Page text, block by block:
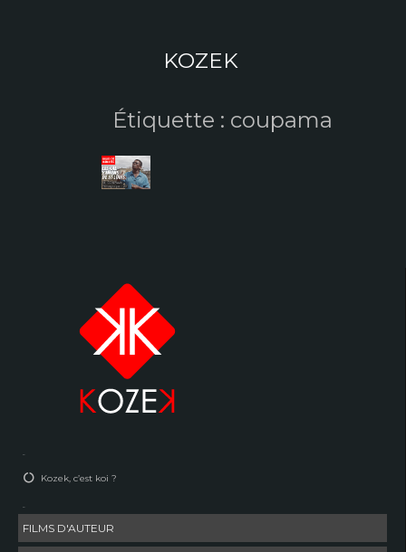
KOZEK
Étiquette : coupama
–
Kozek, c’est koi ?
–
FILMS D'AUTEUR